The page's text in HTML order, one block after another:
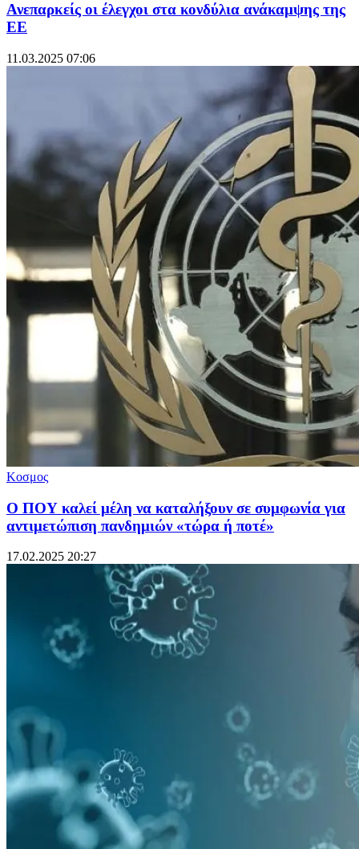
Ανεπαρκείς οι έλεγχοι στα κονδύλια ανάκαμψης της
ΕΕ
11.03.2025 07:06
Κοσμος
Ο ΠΟΥ καλεί μέλη να καταλήξουν σε συμφωνία για
αντιμετώπιση πανδημιών «τώρα ή ποτέ»
17.02.2025 20:27